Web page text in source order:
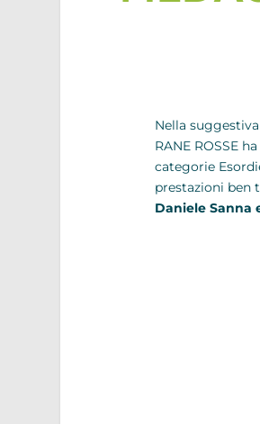
Nella
RANE ROSSE
categorie
prestazioni ben
Daniele Sanna